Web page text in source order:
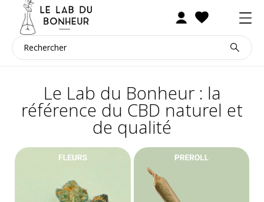
Le Lab du Bonheur : la
référence du CBD naturel et
de qualité